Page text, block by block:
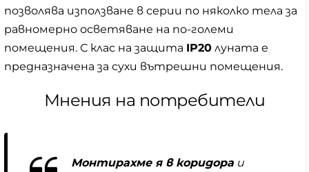
позволява използване в серии по няколко тела за
равномерно осветяване на по-големи
помещения. С клас на защита IP20 луната е
предназначена за сухи вътрешни помещения.
Мнения на потребители
Монтирахме я в коридора и